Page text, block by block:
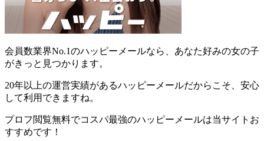
会員数業界No.1のハッピーメールなら、あなた好みの女の子
がきっと見つかります。
20年以上の運営実績があるハッピーメールだからこそ、安心
して利用できますね。
プロフ閲覧無料でコスパ最強のハッピーメールは当サイトお
すすめです！